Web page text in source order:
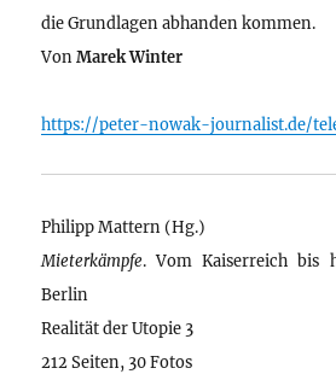
die Grundlagen abhanden kommen.
VonMarek Winter
https://peter-nowak-journalist.de/
Philipp Mattern (Hg.)
Mieterkämpfe. Vom Kaiserreich bis
Berlin
Realität der Utopie 3
212 Seiten, 30 Fotos